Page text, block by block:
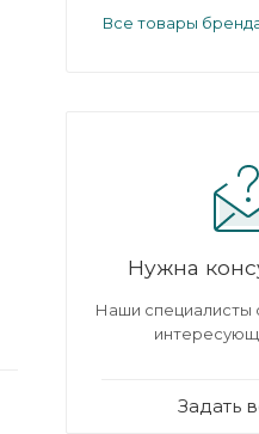
Все товары
Нужна
Наши специалисты
Задать